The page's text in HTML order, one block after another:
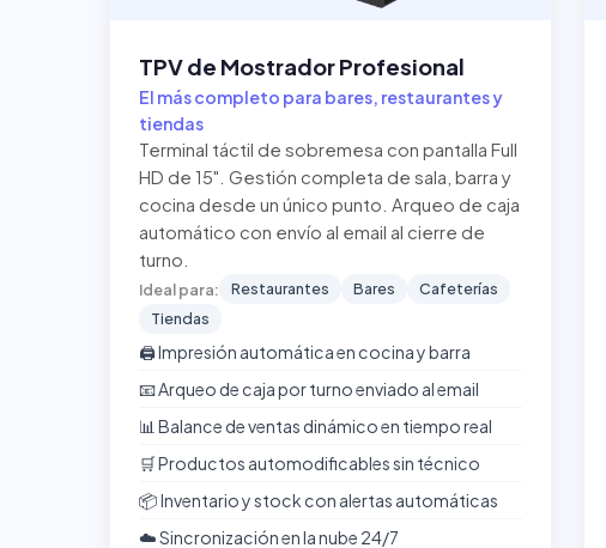
TPV de Mostrador Profesional
El más completo para bares, restaurantes y
tiendas
Terminal táctil de sobremesa con pantalla Full
HD de 15". Gestión completa de sala, barra y
cocina desde un único punto. Arqueo de caja
automático con envío al email al cierre de
turno.
Ideal para: Restaurantes Bares
Cafeterías
Tiendas
🖨️ Impresión automática en cocina y barra
📧 Arqueo de caja por turno enviado al email
📊 Balance de ventas dinámico en tiempo real
🛒 Productos automodificables sin técnico
📦 Inventario y stock con alertas automáticas
☁️ Sincronización en la nube 24/7